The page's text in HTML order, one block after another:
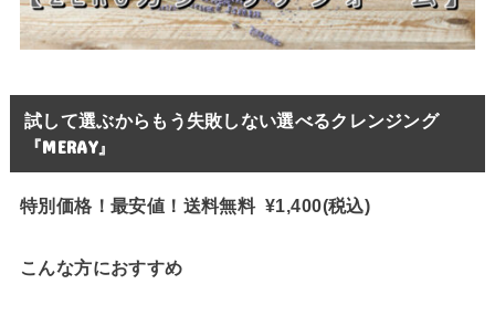
試して選ぶからもう失敗しない選べるクレンジング
『MERAY』
特別価格！最安値！送料無料 ¥1,400(税込)
こんな方におすすめ